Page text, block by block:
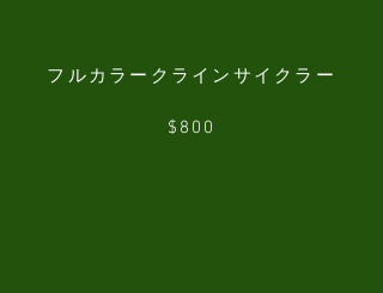
フルカラークラインサイクラー
$800